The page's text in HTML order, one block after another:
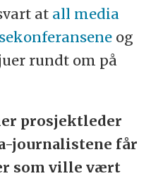
at all media
og
rundt om på
prosjektleder
journalistene får
som ville vært